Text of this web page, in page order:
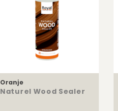
Oranje
Naturel Wood Sealer